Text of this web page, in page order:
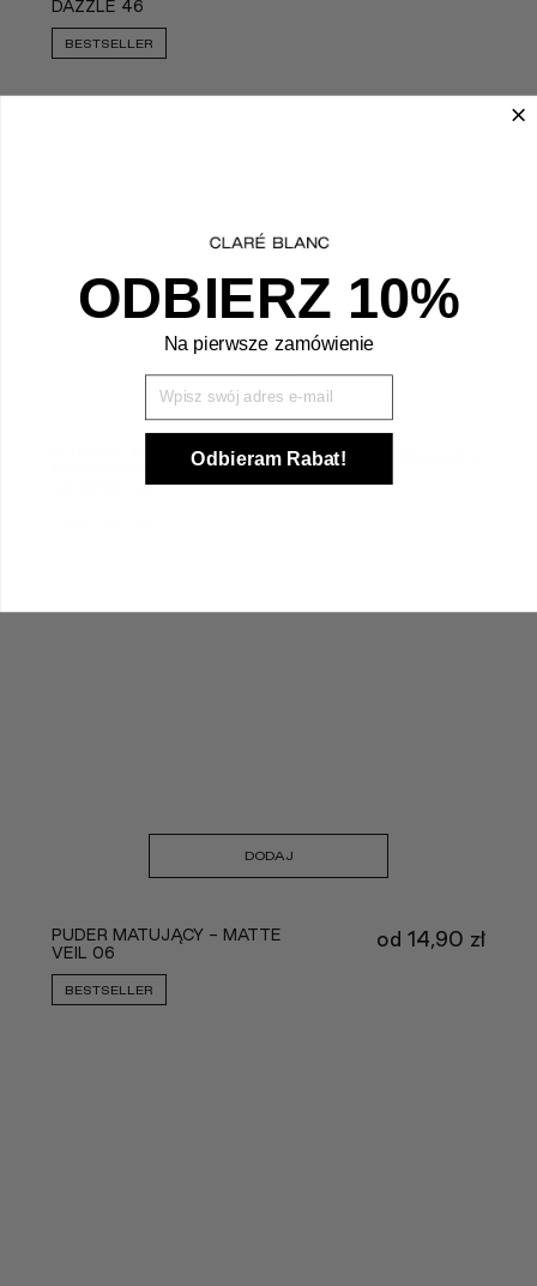
DAZZLE 46
BESTSELLER
DODAJ
ROZŚWIETLAJĄCY PUDER
PRASOWANY - SECRET
WONDER 45
DODAJ
PUDER MATUJĄCY - MATTE
VEIL 06
BESTSELLER
od 14,90 zł
ODBIERZ 10%
Na pierwsze zamówienie
Odbieram Rabat!